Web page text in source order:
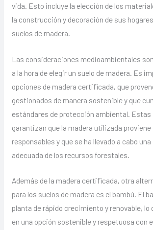
vida. Esto incluye la elección de los
la construcción y decoración de sus
suelos de madera.
Las consideraciones medioambientales
a la hora de elegir un suelo de madera. Es
opciones de madera certificada, que
gestionados de manera sostenible y que
estándares de protección ambiental.
garantizan que la madera utilizada
responsables y que se ha llevado a cabo
adecuada de los recursos forestales.
Además de la madera certificada, otra
para los suelos de madera es el bambú. El
planta de rápido crecimiento y renovable, lo
en una opción sostenible y respetuosa con